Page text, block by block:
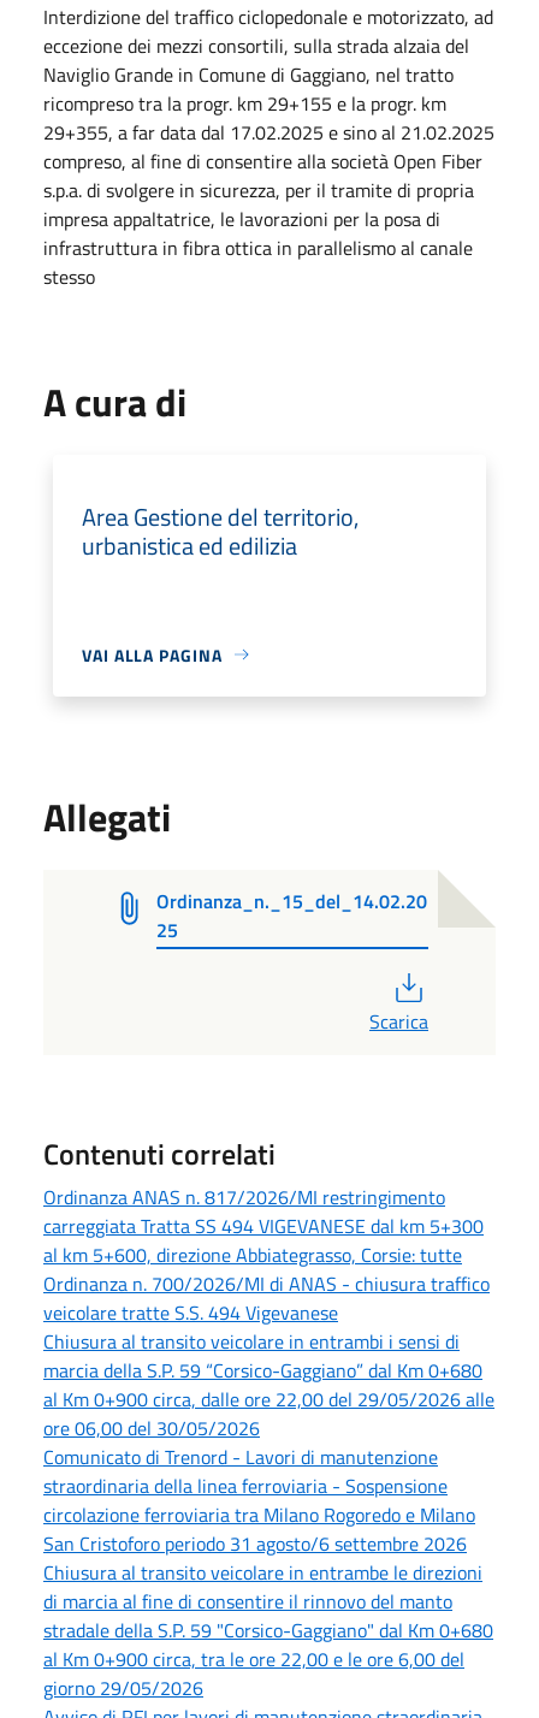
Interdizione del traffico ciclopedonale e motorizzato, ad
eccezione dei mezzi consortili, sulla strada alzaia del
Naviglio Grande in Comune di Gaggiano, nel tratto
ricompreso tra la progr. km 29+155 e la progr. km
29+355, a far data dal 17.02.2025 e sino al 21.02.2025
compreso, al fine di consentire alla società Open Fiber
s.p.a. di svolgere in sicurezza, per il tramite di propria
impresa appaltatrice, le lavorazioni per la posa di
infrastruttura in fibra ottica in parallelismo al canale
stesso
A cura di
Area Gestione del territorio,
urbanistica ed edilizia
VAI ALLA PAGINA
Allegati
Ordinanza_n._15_del_14.02.20
25
Scarica
Contenuti correlati
Ordinanza ANAS n. 817/2026/MI restringimento
carreggiata Tratta SS 494 VIGEVANESE dal km 5+300
al km 5+600, direzione Abbiategrasso, Corsie: tutte
Ordinanza n. 700/2026/MI di ANAS - chiusura traffico
veicolare tratte S.S. 494 Vigevanese
Chiusura al transito veicolare in entrambi i sensi di
marcia della S.P. 59 “Corsico-Gaggiano” dal Km 0+680
al Km 0+900 circa, dalle ore 22,00 del 29/05/2026 alle
ore 06,00 del 30/05/2026
Comunicato di Trenord - Lavori di manutenzione
straordinaria della linea ferroviaria - Sospensione
circolazione ferroviaria tra Milano Rogoredo e Milano
San Cristoforo periodo 31 agosto/6 settembre 2026
Chiusura al transito veicolare in entrambe le direzioni
di marcia al fine di consentire il rinnovo del manto
stradale della S.P. 59 "Corsico-Gaggiano" dal Km 0+680
al Km 0+900 circa, tra le ore 22,00 e le ore 6,00 del
giorno 29/05/2026